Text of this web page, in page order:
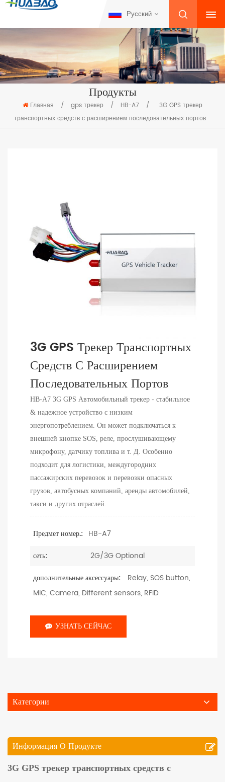
Русский
Продукты
Главная / gps трекер / HB-A7 /
3G GPS трекер
транспортных средств с расширением последовательных портов
3G GPS Трекер Транспортных
Средств С Расширением
Последовательных Портов
HB-A7 3G GPS Автомобильный трекер - стабильное
& надежное устройство с низким
энергопотреблением. Он может подключаться к
внешней кнопке SOS, реле, прослушивающему
микрофону, датчику топлива и т. Д. Особенно
подходит для логистики, междугородних
пассажирских перевозок и перевозки опасных
грузов, автобусных компаний, аренды автомобилей,
такси и других отраслей.
Предмет номер.: HB-A7
сеть:
2G/3G Optional
дополнительные аксессуары:
Relay, SOS button,
MIC, Camera, Different sensors, RFID
УЗНАТЬ СЕЙЧАС
Категории
Информация О Продукте
3G GPS трекер транспортных средств с